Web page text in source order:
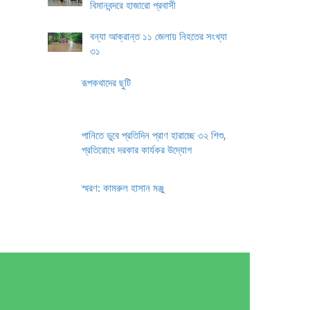
বিমানবন্দরে হাজারো প্রবাসী
বন্যা আক্রান্ত ১১ জেলায় নিহতের সংখ্যা
৩১
রূপকথাদের ছুটি
পানিতে ডুবে প্রতিদিন প্রাণ হারাচ্ছে ৩২ শিশু,
প্রতিরোধে দরকার কার্যকর উদ্যোগ
স্মরণ: কামরুল হাসান মঞ্জু